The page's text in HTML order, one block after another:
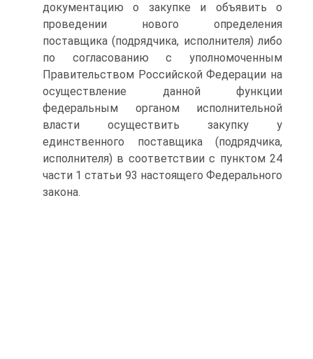
документацию о закупке и объявить о
проведении нового определения
поставщика (подрядчика, исполнителя) либо
по согласованию с уполномоченным
Правительством Российской Федерации на
осуществление данной функции
федеральным органом исполнительной
власти осуществить закупку у
единственного поставщика (подрядчика,
исполнителя) в соответствии с пунктом 24
части 1 статьи 93 настоящего Федерального
закона.